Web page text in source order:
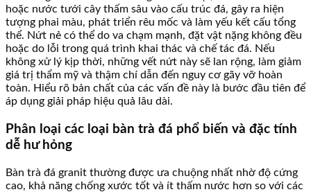
hoặc nước tưới cây thấm sâu vào cấu trúc đá, gây ra hiện
tượng phai màu, phát triển rêu mốc và làm yếu kết cấu tổng
thể. Nứt nẻ có thể do va chạm mạnh, đặt vật nặng không đều
hoặc do lỗi trong quá trình khai thác và chế tác đá. Nếu
không xử lý kịp thời, những vết nứt này sẽ lan rộng, làm giảm
giá trị thẩm mỹ và thậm chí dẫn đến nguy cơ gãy vỡ hoàn
toàn. Hiểu rõ bản chất của các vấn đề này là bước đầu tiên để
áp dụng giải pháp hiệu quả lâu dài.
Phân loại các loại bàn trà đá phổ biến và đặc tính
dễ hư hỏng
Bàn trà đá granit thường được ưa chuộng nhất nhờ độ cứng
cao, khả năng chống xước tốt và ít thấm nước hơn so với các